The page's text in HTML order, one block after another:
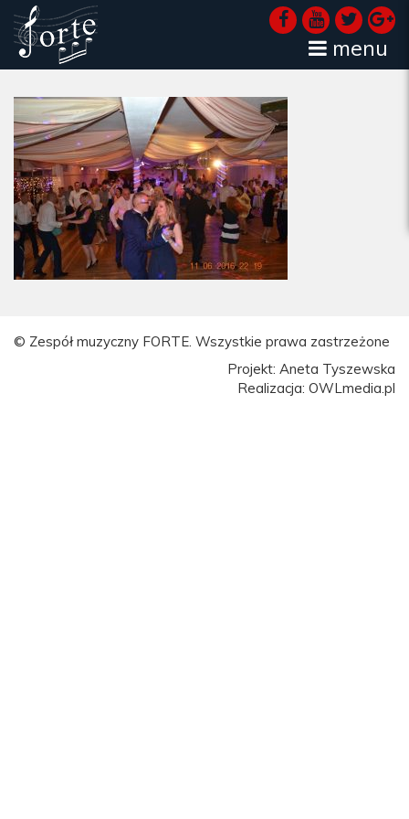
menu
© Zespół muzyczny FORTE. Wszystkie prawa zastrzeżone
Projekt: Aneta Tyszewska
Realizacja: OWLmedia.pl